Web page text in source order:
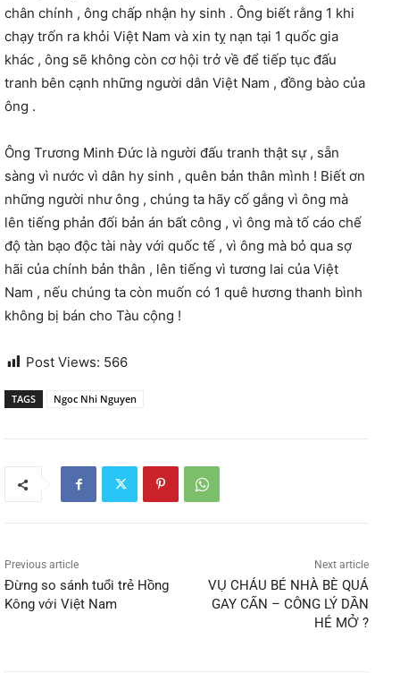
chân chính , ông chấp nhận hy sinh . Ông biết rằng 1 khi
chạy trốn ra khỏi Việt Nam và xin tỵ nạn tại 1 quốc gia
khác , ông sẽ không còn cơ hội trở về để tiếp tục đấu
tranh bên cạnh những người dân Việt Nam , đồng bào của
ông .
Ông Trương Minh Đức là người đấu tranh thật sự , sẵn
sàng vì nước vì dân hy sinh , quên bản thân mình ! Biết ơn
những người như ông , chúng ta hãy cố gắng vì ông mà
lên tiếng phản đối bản án bất công , vì ông mà tố cáo chế
độ tàn bạo độc tài này với quốc tế , vì ông mà bỏ qua sợ
hãi của chính bản thân , lên tiếng vì tương lai của Việt
Nam , nếu chúng ta còn muốn có 1 quê hương thanh bình
không bị bán cho Tàu cộng !
Post Views: 566
TAGS Ngoc Nhi Nguyen
Previous article
Đừng so sánh tuổi trẻ Hồng
Kông với Việt Nam
Next article
VỤ CHÁU BÉ NHÀ BÈ QUÁ
GAY CẤN – CÔNG LÝ DẦN
HÉ MỞ ?